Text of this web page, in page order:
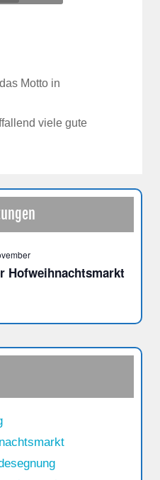
Motto in
viele gute
Hofweihnachtsmarkt